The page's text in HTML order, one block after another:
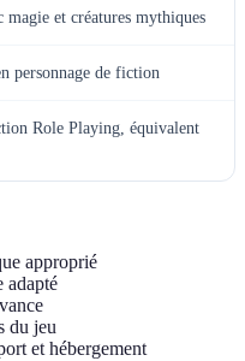
et créatures mythiques
personnage de fiction
Role Playing, équivalent
approprié
adapté
du jeu
et hébergement